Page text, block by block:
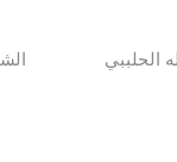
الحلببي